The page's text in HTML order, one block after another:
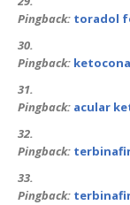
Pingback: toradol
Pingback:
Pingback: acular
Pingback:
Pingback: